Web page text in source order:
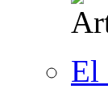
El